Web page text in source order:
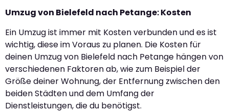
Umzug von Bielefeld nach Petange: Kosten
Ein Umzug ist immer mit Kosten verbunden und es ist
wichtig, diese im Voraus zu planen. Die Kosten für
deinen Umzug von Bielefeld nach Petange hängen von
verschiedenen Faktoren ab, wie zum Beispiel der
Größe deiner Wohnung, der Entfernung zwischen den
beiden Städten und dem Umfang der
Dienstleistungen, die du benötigst.